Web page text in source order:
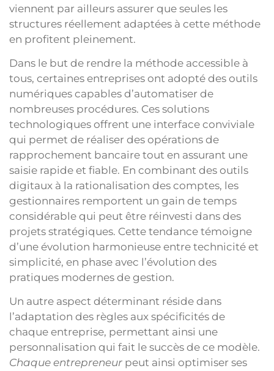
viennent par ailleurs assurer que seules les
structures réellement adaptées à cette méthode
en profitent pleinement.
Dans le but de rendre la méthode accessible à
tous, certaines entreprises ont adopté des outils
numériques capables d’automatiser de
nombreuses procédures. Ces solutions
technologiques offrent une interface conviviale
qui permet de réaliser des opérations de
rapprochement bancaire tout en assurant une
saisie rapide et fiable. En combinant des outils
digitaux à la rationalisation des comptes, les
gestionnaires remportent un gain de temps
considérable qui peut être réinvesti dans des
projets stratégiques. Cette tendance témoigne
d’une évolution harmonieuse entre technicité et
simplicité, en phase avec l’évolution des
pratiques modernes de gestion.
Un autre aspect déterminant réside dans
l’adaptation des règles aux spécificités de
chaque entreprise, permettant ainsi une
personnalisation qui fait le succès de ce modèle.
Chaque entrepreneur peut ainsi optimiser ses